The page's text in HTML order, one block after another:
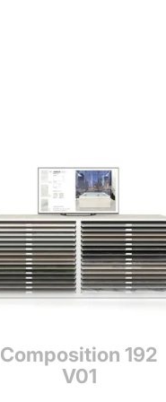
Composition 192
V01